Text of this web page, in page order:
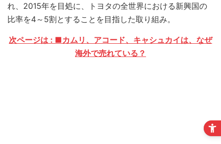
れ、2015年を目処に、トヨタの全世界における新興国の
比率を4～5割とすることを目指した取り組み。
次ページは : ■カムリ、アコード、キャシュカイは、なぜ
海外で売れている？